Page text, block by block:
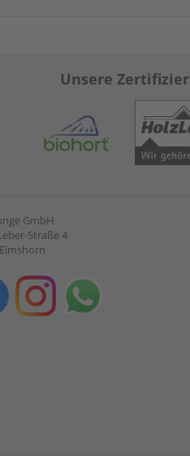
Unsere
GmbH
Straße 4